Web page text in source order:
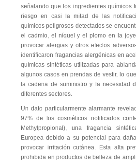
señalando que los ingredientes químicos
riesgo en casi la mitad de las
químicos peligrosos detectados se
el cadmio, el níquel y el plomo en la
provocar alergias y otros efectos
identificaron fragancias alergénicas en
químicas sintéticas utilizadas para
algunos casos en prendas de vestir, lo
la cadena de suministro y la necesidad
diferentes sectores.
Un dato particularmente alarmante
97% de los cosméticos notificados
Methylpropional), una fragancia
Europea debido a su potencial para
provocar irritación cutánea. Esta alta
prohibida en productos de belleza de